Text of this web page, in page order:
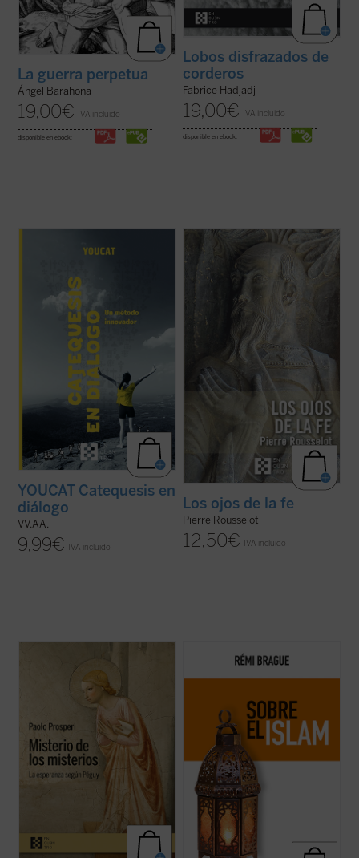
La guerra perpetua
Ángel Barahona
19,00€ IVA incluido
disponible en ebook:
Lobos disfrazados de
corderos
Fabrice Hadjadj
19,00€ IVA incluido
disponible en ebook:
es el manual para todo el que
profunda en la gente joven. Una
introducción general a la catequesis
moderna, pero ...(ver ficha)
YOUCAT Catequesis en
diálogo
VV.AA.
9,99€ IVA incluido
Los ojos de la
continúa representando una concepción
teológica muy significativa en la historia
moderna de las explicaciones acerca de la
fe cristiana. En medio de la multiplicidad de
estas, centradas unas ...
Los ojos de la fe
Pierre Rousselot
12,50€ IVA incluido
objetivo más circunscrito, pero no menos
difícil: intentar comprender las razones que
llevan al autor de este ...(ver ficha)
El Islam es objeto de interminables
controversias y mucha confusión. Pero,
civilización? Rémi Brague vuelve sobre
estas cuestiones ...
(ver ficha)